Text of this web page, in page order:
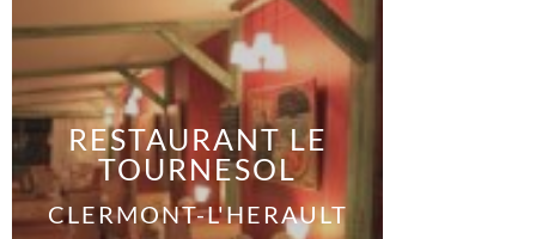
RESTAURANT LE
TOURNESOL
CLERMONT-L'HERAULT